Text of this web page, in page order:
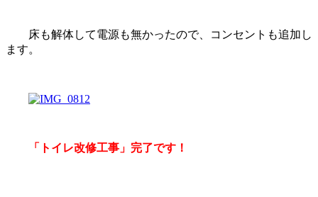
床も解体して電源も無かったので、コンセントも追加し
ます。
「トイレ改修工事」完了です！